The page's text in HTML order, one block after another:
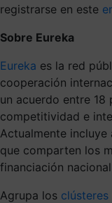
registrarse en este
Sobre Eureka
Eureka es la red
cooperación
un acuerdo entre 18
competitividad e
Actualmente
que comparten los
financiación
Agrupa los clústeres